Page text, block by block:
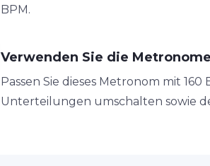
BPM.
Verwenden Sie die
Passen Sie dieses Metronom mit
Unterteilungen umschalten sowie